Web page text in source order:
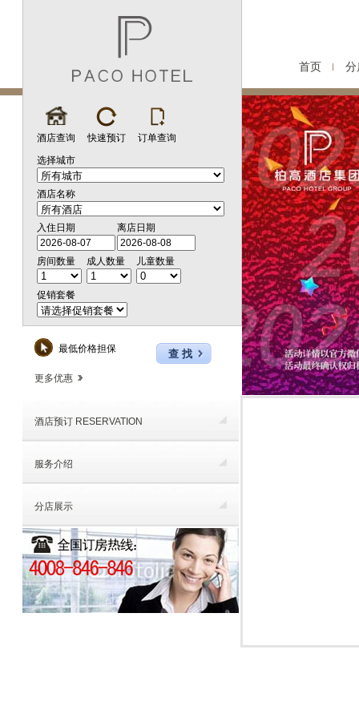
首页 分
酒店查询 快速预订
订单查询
选择城市
酒店名称
入住日期 离店日期
房间数量 成人数量 儿童数量
促销套餐
最低价格担保
更多优惠
酒店预订 RESERVATION
服务介绍
分店展示